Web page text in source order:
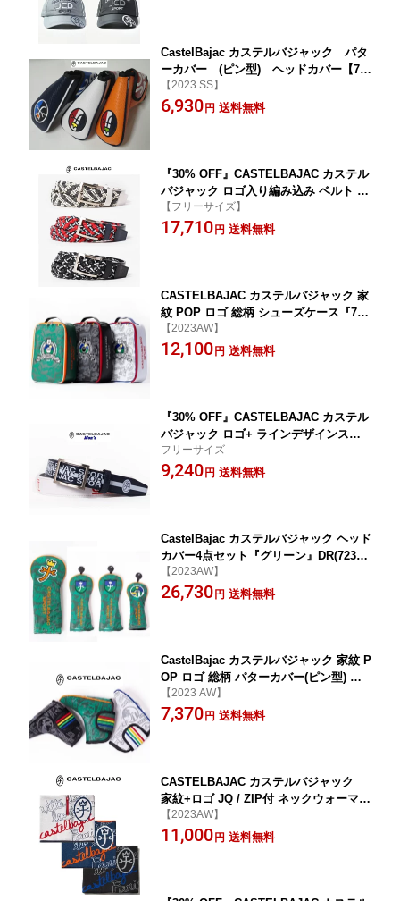
CastelBajac カステルバジャック パタ
ーカバー (ピン型) ヘッドカバー【72
33199306】
【2023 SS】
6,930 円 送料無料
『30% OFF』CASTELBAJAC カステル
バジャック ロゴ入り編み込み ベルト メ
ンズベルト【7233290119】
【フリーサイズ】
17,710 円 送料無料
CASTELBAJAC カステルバジャック 家
紋 POP ロゴ 総柄 シューズケース『723
-3381-310』
【2023AW】
12,100 円 送料無料
『30% OFF』CASTELBAJAC カステル
バジャック ロゴ+ ラインデザインスト
レッチ 合皮 ベルト メンズベルト【ホワ
イト】7233390123
フリーサイズ
9,240 円 送料無料
CastelBajac カステルバジャック ヘッド
カバー4点セット『グリーン』DR(72333
99304) x 1本,FW(7233399305) x 2本,UT
(7233399306) x 1本
【2023AW】
26,730 円 送料無料
CastelBajac カステルバジャック 家紋 P
OP ロゴ 総柄 パターカバー(ピン型) ヘ
ッドカバー【7233399307】
【2023 AW】
7,370 円 送料無料
CASTELBAJAC カステルバジャック
家紋+ロゴ JQ / ZIP付 ネックウォーマー
【723-3482-121】
【2023AW】
11,000 円 送料無料